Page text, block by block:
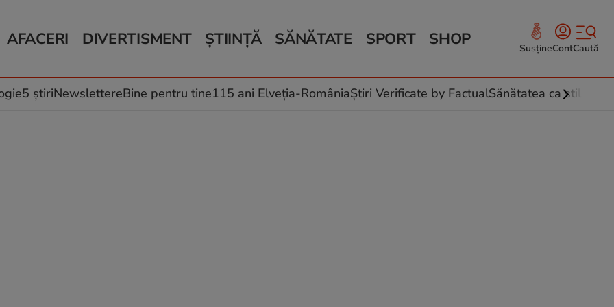
AFACERI
Auto
Locuri de muncă
DIVERTISMENT
Horoscop
Muzică și Filme
ȘTIINȚĂ
Schimbări climatice
SĂNĂTATE
Relații
Rețete culinare
SPORT SHOP SusțineContCaută
5 știriNewslettereBine pentru tine115 ani Elveția-RomâniaȘtiri Verificate by FactualSănătatea ca stil de